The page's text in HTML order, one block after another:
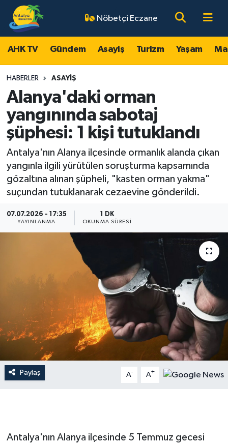
Nöbetçi Eczane
AHK TV Gündem Asayiş Turizm Yaşam
HABERLER ASAYIŞ
Alanya'daki orman
yangınında sabotaj
şüphesi: 1 kişi tutuklandı
Antalya'nın Alanya ilçesinde ormanlık alanda çıkan
yangınla ilgili yürütülen soruşturma kapsamında
gözaltına alınan şüpheli, "kasten orman yakma"
suçundan tutuklanarak cezaevine gönderildi.
07.07.2026 - 17:35
YAYINLANMA
1 DK
OKUNMA SÜRESI
Paylaş A- A+
Antalya'nın Alanya ilçesinde 5 Temmuz gecesi
AHK TV
Gündem
Turizm
Yaşam
Magazin
Ekonomi
Spor
Resmi Reklamlar
Antalya Nöbetçi Eczaneler
Antalya Hava Durumu
Antalya Namaz Vakitleri
Antalya Trafik Yoğunluk Haritası
Süper Lig Puan Durumu ve Fikstür
Tüm Manşetler
Son Dakika Haberleri
Haber Arşivi